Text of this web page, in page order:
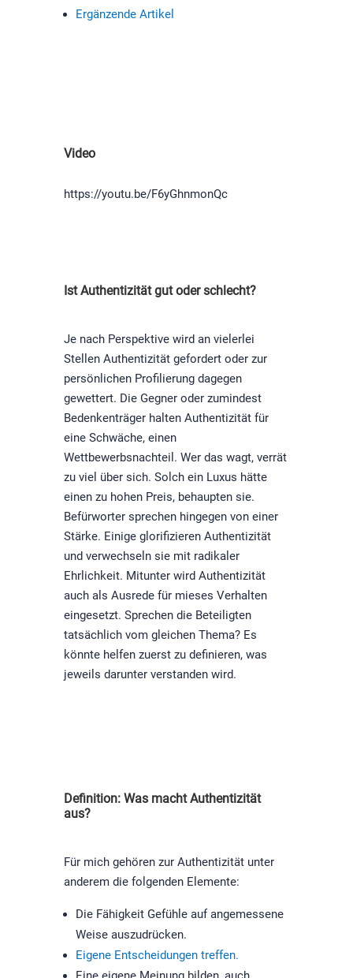
Ergänzende Artikel
Video
https://youtu.be/F6yGhnmonQc
Ist Authentizität gut oder schlecht?
Je nach Perspektive wird an vielerlei
Stellen Authentizität gefordert oder zur
persönlichen Profilierung dagegen
gewettert. Die Gegner oder zumindest
Bedenkenträger halten Authentizität für
eine Schwäche, einen
Wettbewerbsnachteil. Wer das wagt, verrät
zu viel über sich. Solch ein Luxus hätte
einen zu hohen Preis, behaupten sie.
Befürworter sprechen hingegen von einer
Stärke. Einige glorifizieren Authentizität
und verwechseln sie mit radikaler
Ehrlichkeit. Mitunter wird Authentizität
auch als Ausrede für mieses Verhalten
eingesetzt. Sprechen die Beteiligten
tatsächlich vom gleichen Thema? Es
könnte helfen zuerst zu definieren, was
jeweils darunter verstanden wird.
Definition: Was macht Authentizität
aus?
Für mich gehören zur Authentizität unter
anderem die folgenden Elemente:
Die Fähigkeit Gefühle auf angemessene
Weise auszudrücken.
Eigene Entscheidungen treffen.